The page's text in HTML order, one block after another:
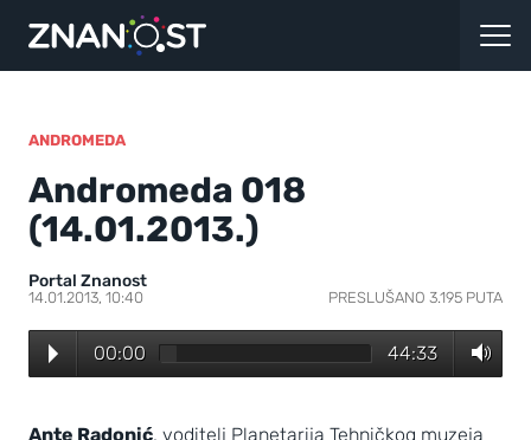
ANDROMEDA
Andromeda 018
(14.01.2013.)
Portal Znanost
14.01.2013, 10:40 PRESLUŠANO 3.195 PUTA
00:00 44:33
Ante Radonić, voditelj Planetarija Tehničkog muzeja